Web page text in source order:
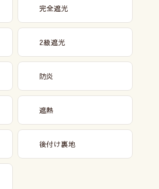
完全遮光
2級遮光
防炎
遮熱
後付け裏地